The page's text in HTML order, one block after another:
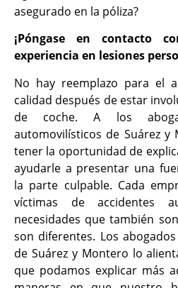
asegurado en la póliza?
¡Póngase en contacto
experiencia en lesiones
No hay reemplazo para el
calidad después de estar
de coche. A los
automovilísticos de Suárez y
tener la oportunidad de
ayudarle a presentar una
la parte culpable. Cada
víctimas de accidentes
necesidades que también
son diferentes. Los
de Suárez y Montero lo
que podamos explicar más